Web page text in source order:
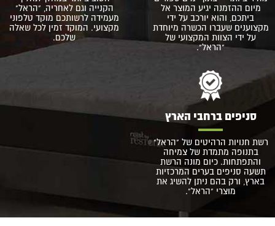
מיום ההזמנה יגיע המוצר אל
ביתכם, והוא יורכב על ידי
מקצוענים שעברו הכשרה מיוחדת
על ידי הצוות המקצועי של
"הראל".
הקנייה וגם לאחריה, "הראל"
מעמידה לרשותכם מוקד טלפוני
מקצועי. המוקד זמין לכל שאלה
שלכם.
סניפים ברחבי הארץ
רשת חנויות הרהיטים של "הראל"
בתנופה מתמדת של צמיחה
והתפתחות. כיום מונה הרשת
תשעה סניפים בערים המרכזיות
בארץ, ורק בהם ניתן להשיג את
מוצרי "הראל".